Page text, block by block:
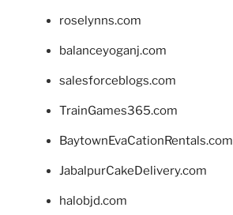
roselynns.com
balanceyoganj.com
salesforceblogs.com
TrainGames365.com
BaytownEvaCationRentals.com
JabalpurCakeDelivery.com
halobjd.com